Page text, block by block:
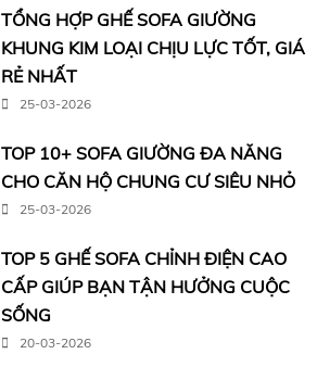
TỔNG HỢP GHẾ SOFA GIƯỜNG
KHUNG KIM LOẠI CHỊU LỰC TỐT, GIÁ
RẺ NHẤT
25-03-2026
TOP 10+ SOFA GIƯỜNG ĐA NĂNG
CHO CĂN HỘ CHUNG CƯ SIÊU NHỎ
25-03-2026
TOP 5 GHẾ SOFA CHỈNH ĐIỆN CAO
CẤP GIÚP BẠN TẬN HƯỞNG CUỘC
SỐNG
20-03-2026